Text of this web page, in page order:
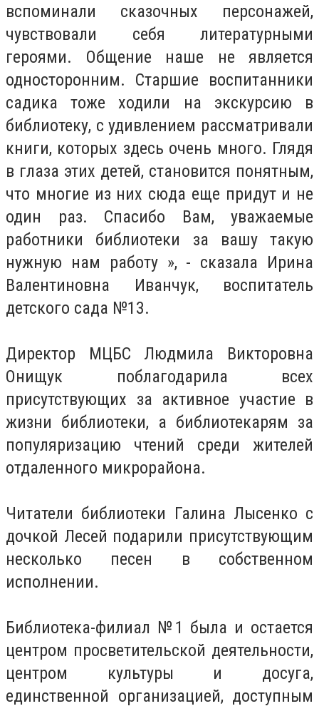
вспоминали сказочных персонажей,
чувствовали себя литературными
героями. Общение наше не является
односторонним. Старшие воспитанники
садика тоже ходили на экскурсию в
библиотеку, с удивлением рассматривали
книги, которых здесь очень много. Глядя
в глаза этих детей, становится понятным,
что многие из них сюда еще придут и не
один раз. Спасибо Вам, уважаемые
работники библиотеки за вашу такую
нужную нам работу », - сказала Ирина
Валентиновна Иванчук, воспитатель
детского сада №13.
Директор МЦБС Людмила Викторовна
Онищук поблагодарила всех
присутствующих за активное участие в
жизни библиотеки, а библиотекарям за
популяризацию чтений среди жителей
отдаленного микрорайона.
Читатели библиотеки Галина Лысенко с
дочкой Лесей подарили присутствующим
несколько песен в собственном
исполнении.
Библиотека-филиал №1 была и остается
центром просветительской деятельности,
центром культуры и досуга,
единственной организацией, доступным